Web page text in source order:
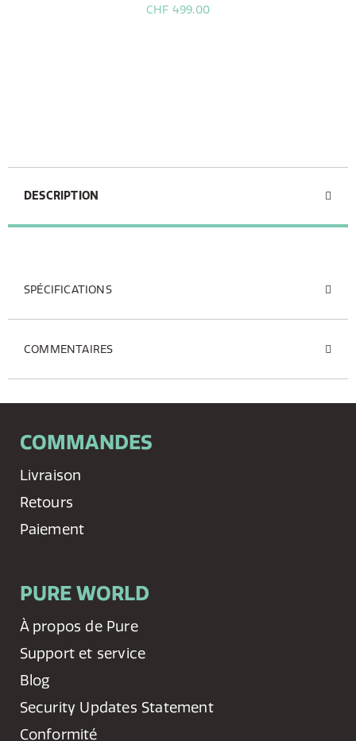
CHF 499.00
DESCRIPTION
SPÉCIFICATIONS
COMMENTAIRES
COMMANDES
Livraison
Retours
Paiement
PURE WORLD
À propos de Pure
Support et service
Blog
Security Updates Statement
Conformité